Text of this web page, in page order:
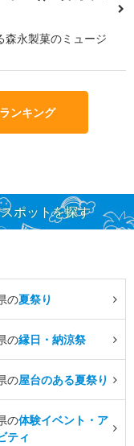
森永製菓のミュージ
ンキング
ポットを探す
の夏祭り
の縁日・納涼祭
の屋台のある夏祭り
の体験イベント・ア
ティ